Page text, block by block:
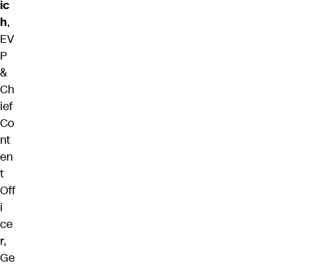
ic
h,
EV
P
&
Ch
ief
Co
nt
en
t
Off
i
ce
r,
Ge